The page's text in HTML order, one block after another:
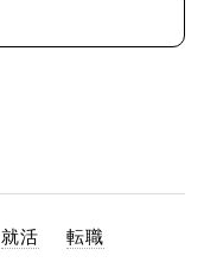
就活 転職